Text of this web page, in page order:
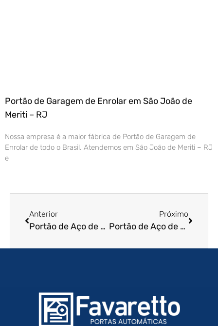
Portão de Garagem de Enrolar em São João de
Meriti – RJ
Nossa empresa é a maior fábrica de Portão de Garagem de
Enrolar de todo o Brasil. Atendemos em São João de Meriti – RJ
e
Anterior
Portão de Aço de Enrolar em Ubatuba – SP
Próximo
Portão de Aço de Enrolar em Jaguariúna – SP